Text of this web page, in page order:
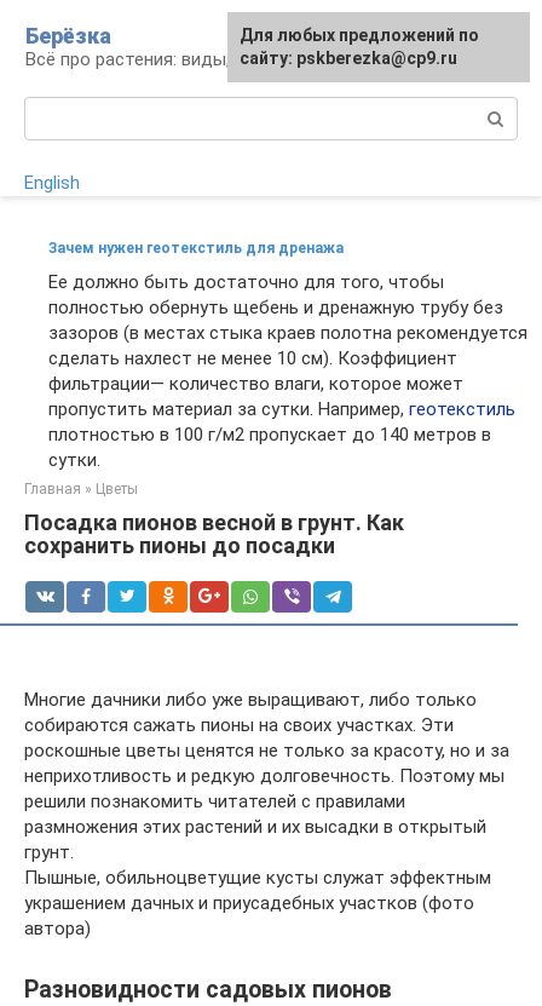
контенту
Берёзка
Всё про растения: виды, выращивание, уход
English
Зачем нужен геотекстиль для дренажа
Ее должно быть достаточно для того, чтобы
полностью обернуть щебень и дренажную трубу без
зазоров (в местах стыка краев полотна рекомендуется
сделать нахлест не менее 10 см). Коэффициент
фильтрации— количество влаги, которое может
пропустить материал за сутки. Например, геотекстиль
плотностью в 100 г/м2 пропускает до 140 метров в
сутки.
Главная » Цветы
Посадка пионов весной в грунт. Как
сохранить пионы до посадки
Многие дачники либо уже выращивают, либо только
собираются сажать пионы на своих участках. Эти
роскошные цветы ценятся не только за красоту, но и за
неприхотливость и редкую долговечность. Поэтому мы
решили познакомить читателей с правилами
размножения этих растений и их высадки в открытый
грунт.
Пышные, обильноцветущие кусты служат эффектным
украшением дачных и приусадебных участков (фото
автора)
Разновидности садовых пионов
Для любых предложений по
сайту: pskberezka@cp9.ru